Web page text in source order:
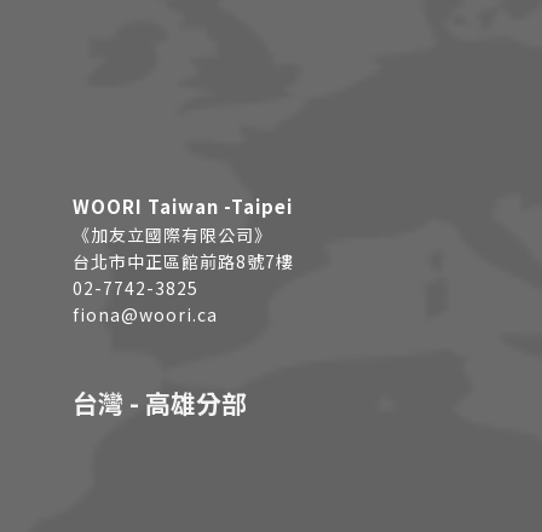
WOORI Taiwan -Taipei
《加友立國際有限公司》
台北市中正區館前路8號7樓
02-7742-3825
fiona@woori.ca
台灣 - 高雄分部